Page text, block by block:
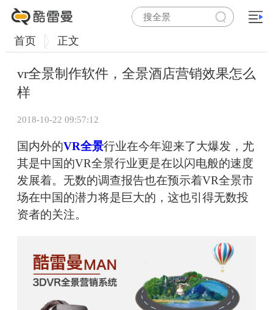
首页 正文
vr全景制作软件，全景酒店营销效果怎么
样
2018-10-22 09:57:12
国内外的VR全景行业在今年迎来了大爆发，尤
其是中国的VR全景行业更是在以闪电般的速度
发展着。无数的调查报告也在预示着VR全景市
场在中国的潜力将是巨大的，这也引得无数投
资者的关注。